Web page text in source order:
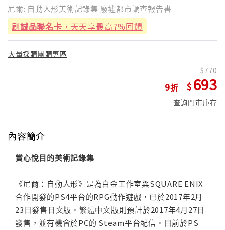
尼爾: 自動人形美術記錄集 廢墟都市調查報告書
刷誠品聯名卡 ，天天享最高7%回饋
大量採購團購專區
9
770
693
查詢門市庫存
內容簡介
賞心悅目的美術記錄集
《尼爾：自動人形》是為白金工作室與SQUARE ENIX
合作開發的PS4平台的RPG動作遊戲，已於2017年2月
23日發售日文版。繁體中文版則預計於2017年4月27日
發售，並有機會於PC的 Steam平台配信。目前於PS